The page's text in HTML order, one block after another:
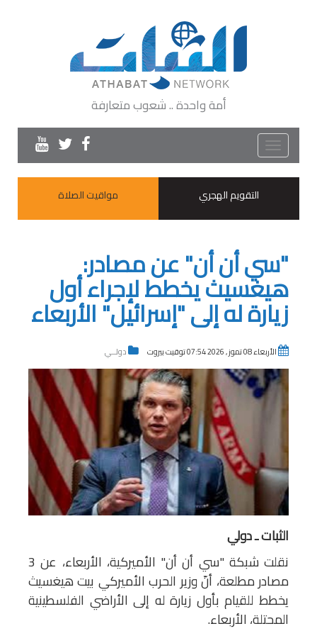
أمة واحدة .. شعوب متعارفة
Toggle
navigation
التقويم الهجري
مواقيت الصلاة
"سي أن أن" عن مصادر:
هيغسيث يخطط لإجراء أول
زيارة له إلى "إسرائيل" الأربعاء
الأربعاء 08 تموز , 2026 07:54 توقيت بيروت دولــي
الثبات ـ دولي
نقلت شبكة "سي أن أن" الأميركية، الأربعاء، عن 3
مصادر مطلعة، أنّ وزير الحرب الأميركي بيت هيغسيث
يخطط للقيام بأول زيارة له إلى الأراضي الفلسطينية
المحتلة، الأربعاء.